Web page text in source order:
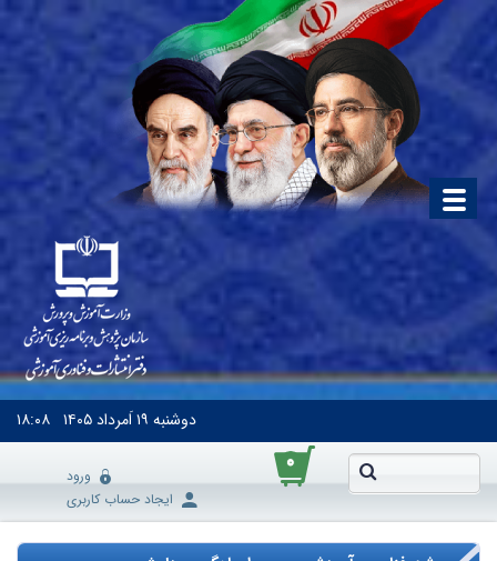
دوشنبه ۱۹ اَمرداد ۱۴۰۵ ۱۸:۰۸
۰
ورود
ایجاد حساب کاربری